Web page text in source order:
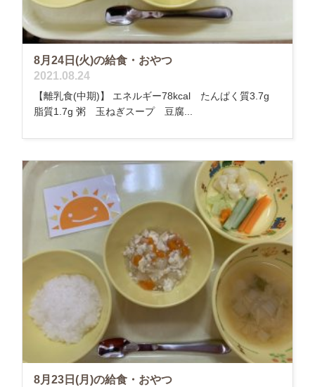
8月24日(火)の給食・おやつ
2021.08.24
【離乳食(中期)】 エネルギー78kcal たんぱく質3.7g
脂質1.7g 粥 玉ねぎスープ 豆腐...
8月23日(月)の給食・おやつ